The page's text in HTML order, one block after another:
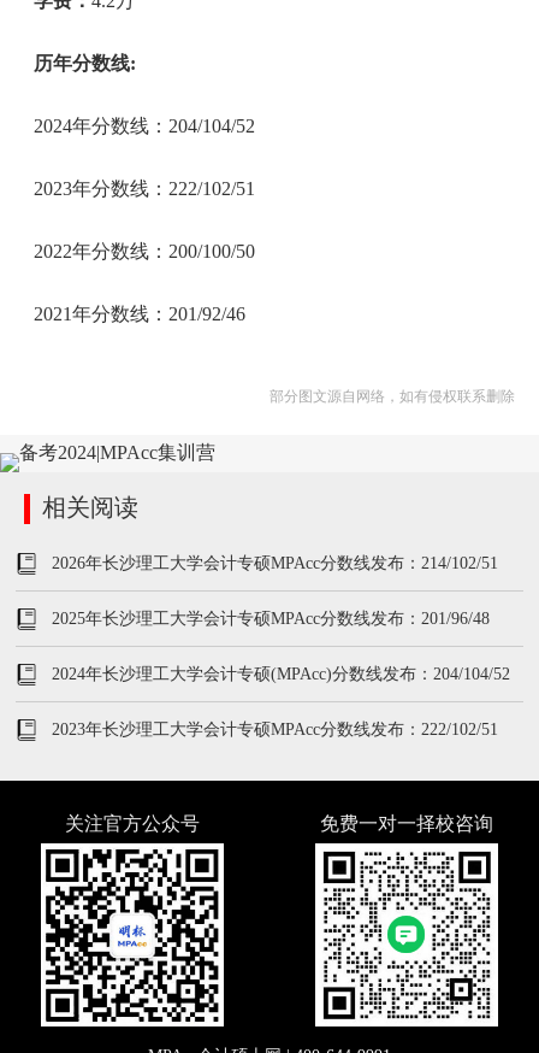
历年分数线:
2024年分数线：204/104/52
2023年分数线：222/102/51
2022年分数线：200/100/50
2021年分数线：201/92/46
部分图文源自网络，如有侵权联系删除
相关阅读
2026年长沙理工大学会计专硕MPAcc分数线发布：214/102/51
2025年长沙理工大学会计专硕MPAcc分数线发布：201/96/48
2024年长沙理工大学会计专硕(MPAcc)分数线发布：204/104/52
2023年长沙理工大学会计专硕MPAcc分数线发布：222/102/51
关注官方公众号 免费一对一择校咨询